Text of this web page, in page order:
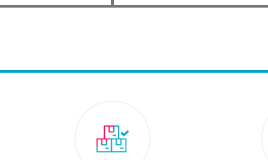
ден. 545,000 ден.
was: